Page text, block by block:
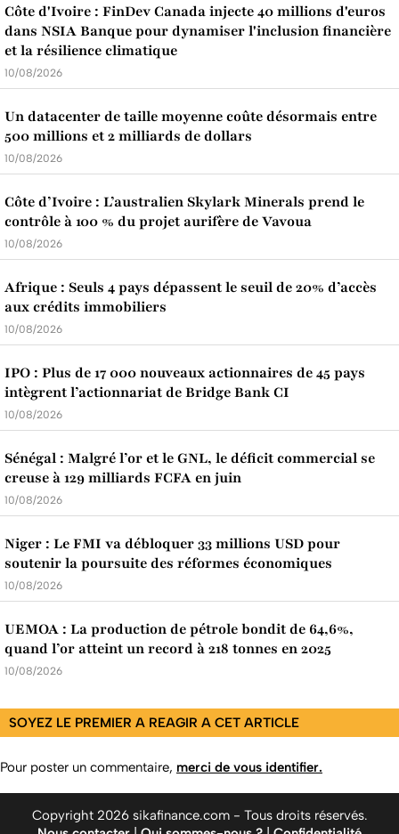
Côte d'Ivoire : FinDev Canada injecte 40 millions d'euros
dans NSIA Banque pour dynamiser l'inclusion financière
et la résilience climatique
10/08/2026
Un datacenter de taille moyenne coûte désormais entre
500 millions et 2 milliards de dollars
10/08/2026
Côte d’Ivoire : L’australien Skylark Minerals prend le
contrôle à 100 % du projet aurifère de Vavoua
10/08/2026
Afrique : Seuls 4 pays dépassent le seuil de 20% d’accès
aux crédits immobiliers
10/08/2026
IPO : Plus de 17 000 nouveaux actionnaires de 45 pays
intègrent l’actionnariat de Bridge Bank CI
10/08/2026
Sénégal : Malgré l’or et le GNL, le déficit commercial se
creuse à 129 milliards FCFA en juin
10/08/2026
Niger : Le FMI va débloquer 33 millions USD pour
soutenir la poursuite des réformes économiques
10/08/2026
UEMOA : La production de pétrole bondit de 64,6%,
quand l’or atteint un record à 218 tonnes en 2025
10/08/2026
SOYEZ LE PREMIER A REAGIR A CET ARTICLE
Pour poster un commentaire, merci de vous identifier.
Copyright 2026 sikafinance.com - Tous droits réservés.